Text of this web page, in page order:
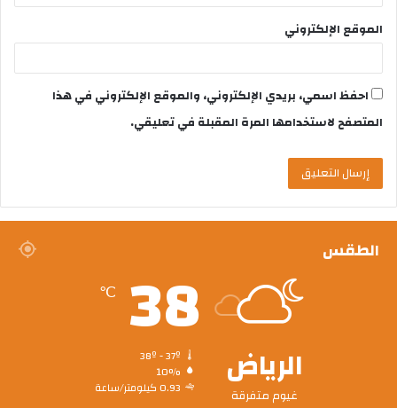
الموقع الإلكتروني
احفظ اسمي، بريدي الإلكتروني، والموقع الإلكتروني في هذا
المتصفح لاستخدامها المرة المقبلة في تعليقي.
الطقس
الرياض
غيوم متفرقة
38
℃
10%
0.93 كيلومتر/ساعة